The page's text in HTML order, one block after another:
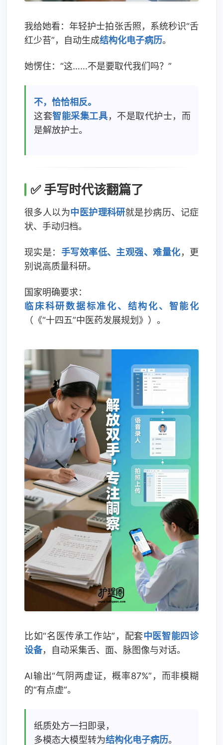
我给她看：年轻护士拍张舌照，系统秒识“舌
红少苔”，自动生成结构化电子病历。
她愣住：“这……不是要取代我们吗？”
不，恰恰相反。
这套智能采集工具，不是取代护士，而
是解放护士。
✅ 手写时代该翻篇了
很多人以为中医护理科研就是抄病历、记症
状、手动归档。
现实是： 手写效率低、主观强、难量化，更
别说高质量科研。
国家明确要求：
临床科研数据标准化、结构化、智能化
（《“十四五”中医药发展规划》）。
比如“名医传承工作站”，配套中医智能四诊
设备，自动采集舌、面、脉图像与对话。
AI输出“气阴两虚证，概率87%”，而非模糊
的“有点虚”。
纸质处方一扫即录，
多模态大模型转为结构化电子病历。